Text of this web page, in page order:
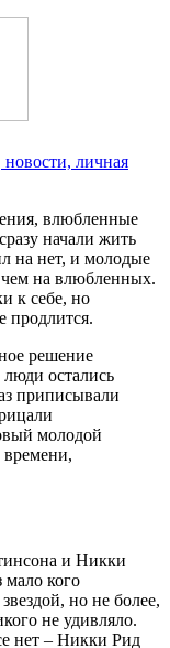
личная
влюбленные
начали жить
на нет, и молодые
чем на влюбленных.
к себе, но
продлится.
решение
люди остались
приписывали
молодой
времени,
и Никки
кого
но не более,
не удивляло.
нет – Никки Рид